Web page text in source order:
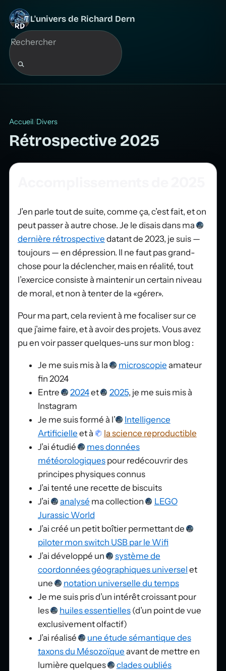
L'univers de Richard Dern
Accueil Divers
Rétrospective 2025
J’en parle tout de suite, comme ça, c’est fait, et on
peut passer à autre chose. Je le disais dans ma
dernière rétrospective datant de 2023, je suis —
toujours — en dépression. Il ne faut pas grand-
chose pour la déclencher, mais en réalité, tout
l’exercice consiste à maintenir un certain niveau
de moral, et non à tenter de la «gérer».
Pour ma part, cela revient à me focaliser sur ce
que j’aime faire, et à avoir des projets. Vous avez
pu en voir passer quelques-uns sur mon blog :
Je me suis mis à la microscopie amateur
fin 2024
Entre
2024et 2025, je me suis mis à
Instagram
Je me suis formé à l’
Intelligence
Artificielle et à
la science reproductible
J’ai étudié
mes données
météorologiquespour redécouvrir des
principes physiques connus
J’ai tenté une recette de biscuits
J’ai
analysé ma collection
LEGO
Jurassic World
J’ai créé un petit boîtier permettant de
piloter mon switch USB par le Wifi
J’ai développé un
système de
coordonnées géographiques universel et
une
notation universelle du temps
Je me suis pris d’un intérêt croissant pour
les
huiles essentielles(d’un point de vue
exclusivement olfactif)
J’ai réalisé
une étude sémantique des
taxons du Mésozoïque avant de mettre en
lumière quelques
clades oubliés